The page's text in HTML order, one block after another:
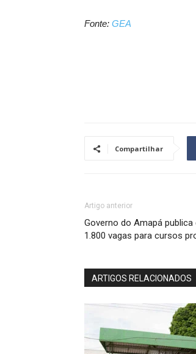
Fonte: GEA
Compartilhar
Artigo anterior
Governo do Amapá
1.800 vagas para cursos
ARTIGOS RELACIONADOS